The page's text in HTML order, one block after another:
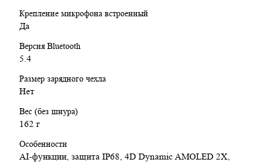
Крепление микрофона встроенный
Да
Версия Bluetooth
5.4
Размер зарядного чехла
Нет
Вес (без шнура)
162 г
Особенности
AI-функции, защита IP68, 4D Dynamic AMOLED 2X,